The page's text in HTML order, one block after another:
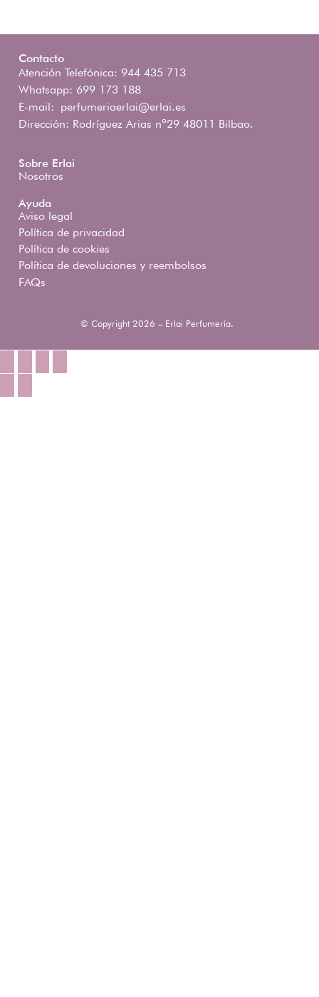
Contacto
Atención Telefónica: 944 435 713
Whatsapp: 699 173 188
E-mail: perfumeriaerlai@erlai.es
Dirección: Rodríguez Arias nº29 48011 Bilbao.
Sobre Erlai
Nosotros
Ayuda
Aviso legal
Política de privacidad
Política de cookies
Política de devoluciones y reembolsos
FAQs
© Copyright 2026 – Erlai Perfumería.